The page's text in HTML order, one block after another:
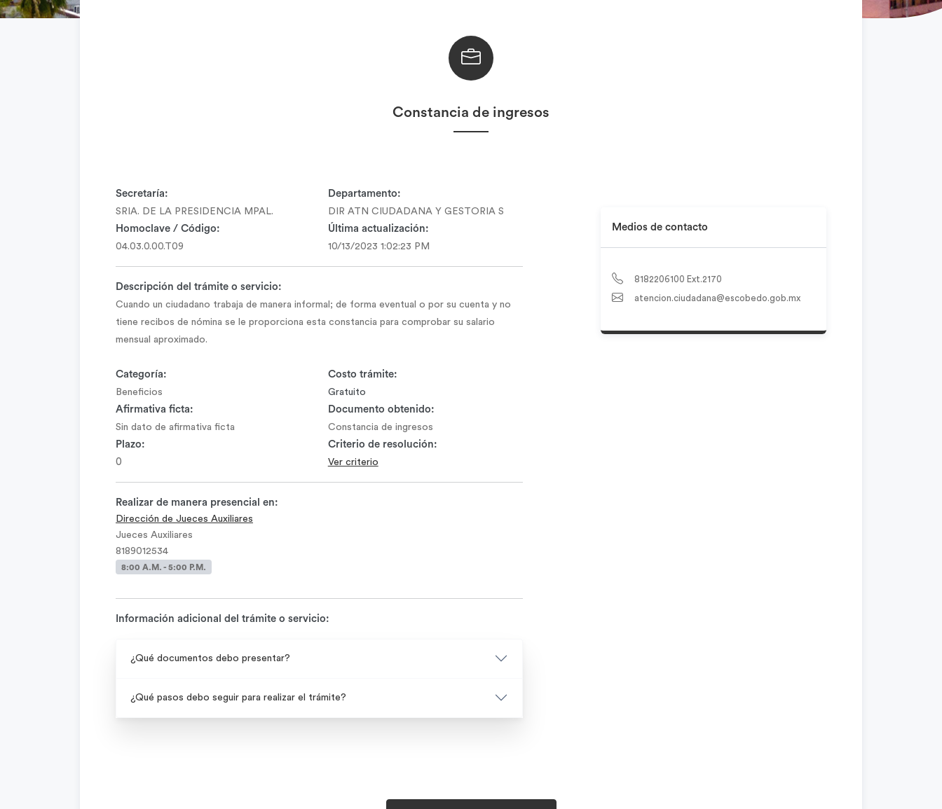
Constancia de ingresos
Secretaría:
SRIA. DE LA PRESIDENCIA MPAL.
Departamento:
DIR ATN CIUDADANA Y GESTORIA S
Homoclave / Código:
04.03.0.00.T09
Última actualización:
10/13/2023 1:02:23 PM
Descripción del trámite o servicio:
Cuando un ciudadano trabaja de manera informal; de forma eventual o por su cuenta y no
tiene recibos de nómina se le proporciona esta constancia para comprobar su salario
mensual aproximado.
Categoría:
Beneficios
Costo trámite:
Gratuito
Afirmativa ficta:
Sin dato de afirmativa ficta
Documento obtenido:
Constancia de ingresos
Plazo:
0
Criterio de resolución:
Ver criterio
Realizar de manera presencial en:
Dirección de Jueces Auxiliares
Jueces Auxiliares
8189012534
8:00 A.M. - 5:00 P.M.
Información adicional del trámite o servicio:
¿Qué documentos debo presentar?
¿Qué pasos debo seguir para realizar el trámite?
Medios de contacto
8182206100 Ext.2170
atencion.ciudadana@escobedo.gob.mx